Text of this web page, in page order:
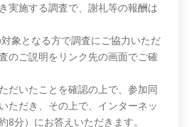
実施する調査で、謝礼等の報酬は
象となる方で調査にご協力いただ
のご説明をリンク先の画面でご確
だいたことを確認の上で、参加同
ただき、その上で、インターネッ
8分）にお答えいただきます。